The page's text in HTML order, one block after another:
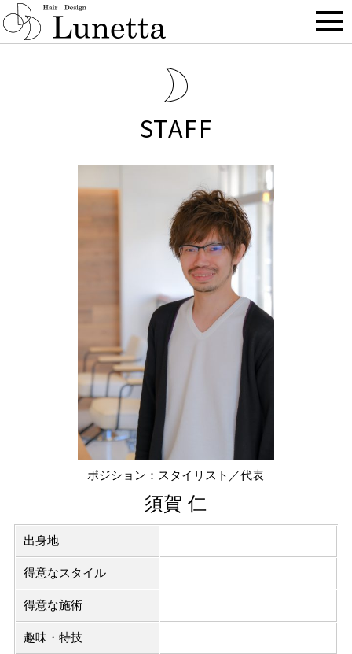
BLOG
STAFF
ポジション：スタイリスト／代表
須賀 仁
出身地
得意なスタイル
得意な施術
趣味・特技